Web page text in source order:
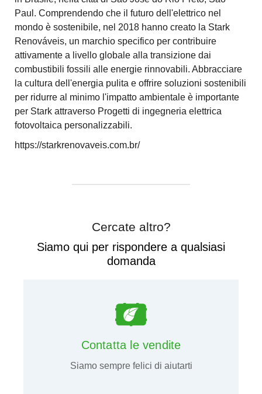
Paul. Comprendendo che il futuro dell'elettrico nel
mondo è sostenibile, nel 2018 hanno creato la Stark
Renováveis, un marchio specifico per contribuire
attivamente a livello globale alla transizione dai
combustibili fossili alle energie rinnovabili. Abbracciare
la cultura dell'energia pulita e offrire soluzioni sostenibili
per ridurre al minimo l'impatto ambientale è importante
per Stark attraverso Progetti di ingegneria elettrica
fotovoltaica personalizzabili.
https://starkrenovaveis.com.br/
Cercate altro?
Siamo qui per rispondere a qualsiasi
domanda
Contatta le vendite
Siamo sempre felici di aiutarti